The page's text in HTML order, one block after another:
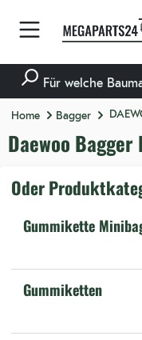
Für welche
Home Bagger
Daewoo
Oder
Gummikette
Gummiketten